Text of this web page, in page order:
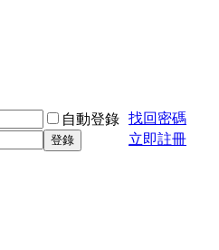
自動登錄 找回密碼
登錄 立即註冊